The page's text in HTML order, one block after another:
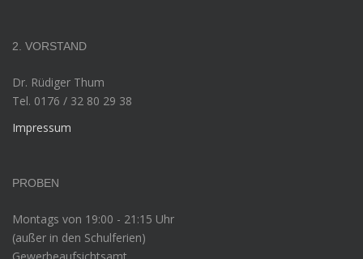
2. VORSTAND
Dr. Rüdiger Thum
Tel. 0176 / 32 80 29 38
Impressum
PROBEN
Montags von 19:00 - 21:15 Uhr
(außer in den Schulferien)